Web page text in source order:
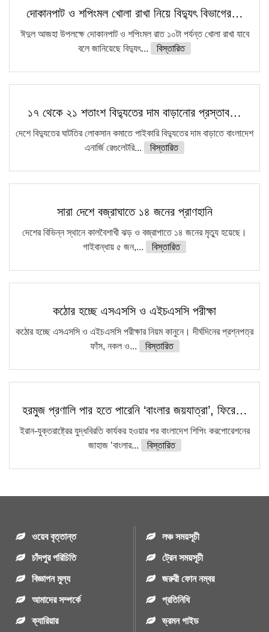
দোকানপাট ও শপিংমল খোলা রাখা নিয়ে বিদ্যুৎ বিভাগের…
ঈদুল আজহা উপলক্ষে দোকানপাট ও শপিংমল রাত ১০টা পর্যন্ত খোলা রাখা যাবে
বলে জানিয়েছে বিদ্যুৎ...
বিস্তারিত
১৭ থেকে ২১ শতাংশ বিদ্যুতের দাম বাড়ানোর প্রস্তাব…
দেশে বিদ্যুতের ঘাটতির লোকসান কমাতে পাইকারি বিদ্যুতের দাম বাড়াতে বাংলাদেশ
এনার্জি রেগুলেটরি...
বিস্তারিত
সারা দেশে বজ্রাঘাতে ১৪ জনের প্রাণহানি
দেশের বিভিন্ন স্থানে কালবৈশাখী ঝড় ও বজ্রাপাতে ১৪ জনের মৃত্যু হয়েছে।
গাইবান্ধায় ৫ জন,...
বিস্তারিত
কঠোর হচ্ছে এসএসসি ও এইচএসসি পরীক্ষা
কঠোর হচ্ছে এসএসসি ও এইচএসসি পরীক্ষার নিয়ম কানুনে। দীর্ঘদিনের প্রশ্নপত্র
ফাঁস, নকল ও...
বিস্তারিত
হরমুজ প্রণালি পার হতে পারেনি ‘বাংলার জয়যাত্রা’, ফিরে…
ইরান-যুক্তরাষ্ট্রের যুদ্ধবিরতি কার্যকর হওয়ার পর বাংলাদেশ শিপিং করপোরেশনের
জাহাজ ‘বাংলার...
বিস্তারিত
ওয়েব বৃত্তান্ত
চাঁদপুর পরিচিতি
বিজ্ঞাপন মুল্য
আমাদের সম্পর্কে
ক্যারিয়ার
লঞ্চ সময়সূচী
ট্রেন সময়সূচী
জরুরী ফোন নম্বর
প্রতিনিধি
ভ্রমন গাইড